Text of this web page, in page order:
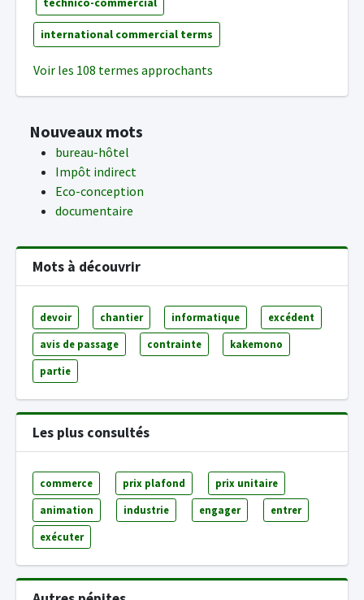
international commercial terms
Voir les 108 termes approchants
Nouveaux mots
bureau-hôtel
Impôt indirect
Eco-conception
documentaire
Mots à découvrir
devoir chantier informatique excédent
avis de passage contrainte kakemono
partie
Les plus consultés
commerce prix plafond prix unitaire
animation industrie engager entrer
exécuter